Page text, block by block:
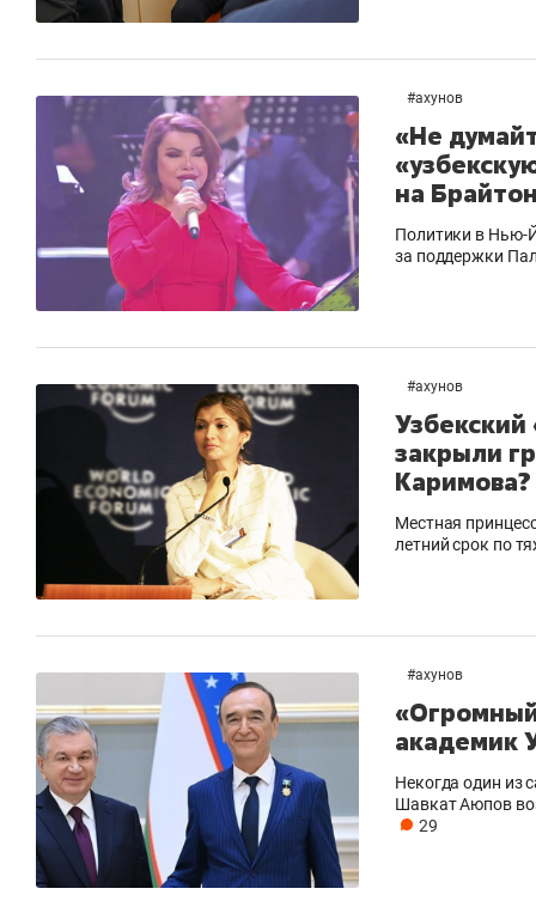
#ахунов
«Не
на
Политики в Нью-
за поддержки
#ахунов
закрыли
Каримова?
Местная
летний срок по
#ахунов
академик
Некогда один из
Шавкат Аюпов
29